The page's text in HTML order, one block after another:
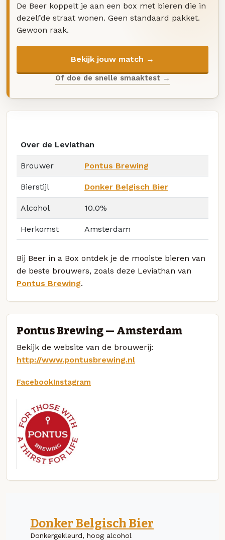
De Beer koppelt je aan een box met bieren die in
dezelfde straat wonen. Geen standaard pakket.
Gewoon raak.
Bekijk jouw match →
Of doe de snelle smaaktest →
Over de Leviathan
Brouwer Pontus Brewing
Bierstijl Donker Belgisch Bier
Alcohol 10.0%
Herkomst Amsterdam
Bij Beer in a Box ontdek je de mooiste bieren van
de beste brouwers, zoals deze Leviathan van
Pontus Brewing.
Pontus Brewing — Amsterdam
Bekijk de website van de brouwerij:
http://www.pontusbrewing.nl
FacebookInstagram
Donker Belgisch Bier
Donkergekleurd, hoog alcohol